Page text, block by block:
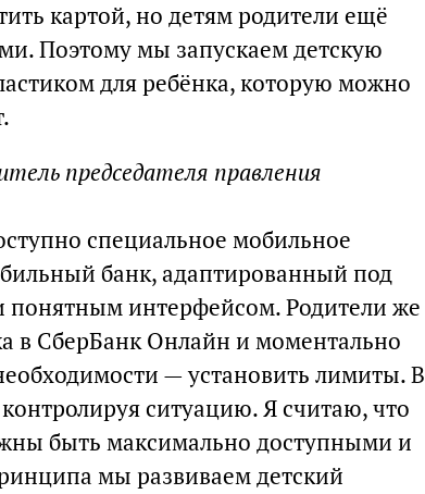
картой, но детям родители ещё
Поэтому мы запускаем детскую
для ребёнка, которую можно
председателя правления
специальное мобильное
банк, адаптированный под
понятным интерфейсом. Родители же
в СберБанк Онлайн и моментально
— установить лимиты. В
ситуацию. Я считаю, что
быть максимально доступными и
мы развиваем детский